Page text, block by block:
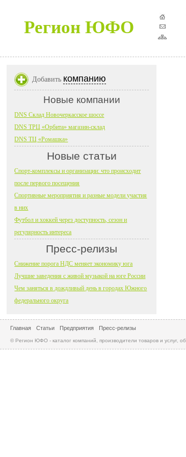
Регион ЮФО
Добавить компанию
Новые компании
DNS Склад Новочеркасское шоссе
DNS ТРЦ «Орбита» магазин-склад
DNS ТЦ «Ромашка»
Новые статьи
Спорт-комплексы и организации: что происходит
после первого посещения
Спортивные мероприятия и разные модели участия
в них
Футбол и хоккей через доступность, сезон и
регулярность интереса
Пресс-релизы
Снижение порога НДС меняет экономику юга
Лучшие заведения с живой музыкой на юге России
Чем заняться в дождливый день в городах Южного
федерального округа
Главная Статьи Предприятия Пресс-релизы
© Регион ЮФО - каталог компаний, производители товаров и услуг,